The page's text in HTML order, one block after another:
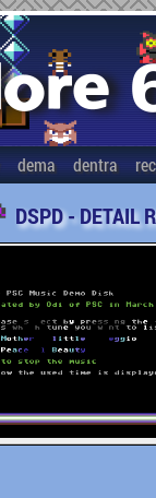
dema dentra
DSPD - DETAIL